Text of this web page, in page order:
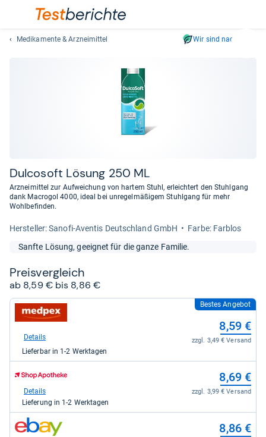
und
lassen
den
Medikamente & Arzneimittel Wir sind nachhaltig
Dul­co­soft Lösung 250 ML
Arzneimittel zur Aufweichung von hartem Stuhl, erleichtert den Stuhlgang
dank Macrogol 4000, ideal bei unregelmäßigem Stuhlgang für mehr
Wohlbefinden.
Her­stel­ler: Sanofi-Aventis Deutschland GmbH
Farbe: Farblos
Sanfte Lösung, geeignet für die ganze Familie.
Preis­ver­gleich
ab 8,59 € bis 8,86 €
zum
Shop:
medpex
8,59
Bestes Angebot
8,59 €
zzgl. 3,49 € Versand
Details
Lieferbar in 1-2 Werktagen
zum
Shop:
Shop
für
8,69 €
zzgl. 3,99 € Versand
Details
Lieferung in 1-2 Werktagen
zum
Shop:
8,86 €